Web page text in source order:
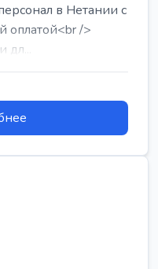
в Нетании с
оплатой<br />